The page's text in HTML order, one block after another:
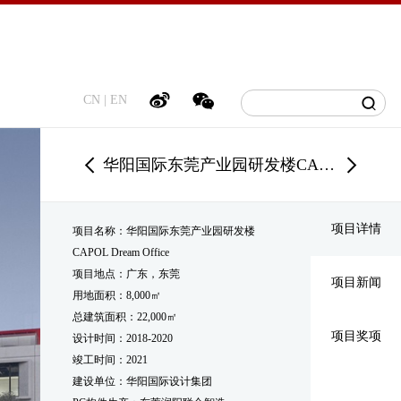
CN EN
华阳国际东莞产业园研发楼CAPOL Dream Office
项目名称：华阳国际东莞产业园研发楼
CAPOL Dream Office
项目地点：广东，东莞
用地面积：8,000㎡
总建筑面积：22,000㎡
设计时间：2018-2020
竣工时间：2021
建设单位：华阳国际设计集团
项目详情
项目新闻
项目奖项